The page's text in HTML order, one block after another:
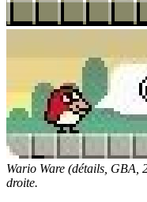
Wario Ware (détails, GBA,
droite.